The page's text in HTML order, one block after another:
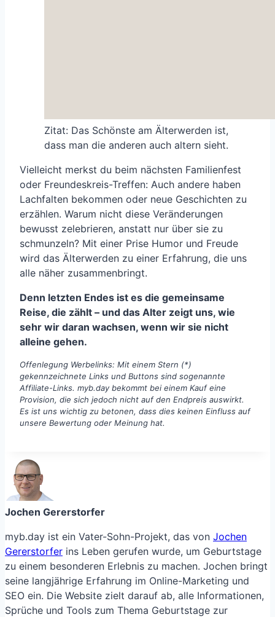
Zitat: Das Schönste am Älterwerden ist,
dass man die anderen auch altern sieht.
Vielleicht merkst du beim nächsten Familienfest
oder Freundeskreis-Treffen: Auch andere haben
Lachfalten bekommen oder neue Geschichten zu
erzählen. Warum nicht diese Veränderungen
bewusst zelebrieren, anstatt nur über sie zu
schmunzeln? Mit einer Prise Humor und Freude
wird das Älterwerden zu einer Erfahrung, die uns
alle näher zusammenbringt.
Denn letzten Endes ist es die gemeinsame
Reise, die zählt – und das Alter zeigt uns, wie
sehr wir daran wachsen, wenn wir sie nicht
alleine gehen.
Offenlegung Werbelinks: Mit einem Stern (*)
gekennzeichnete Links und Buttons sind sogenannte
Affiliate-Links. myb.day bekommt bei einem Kauf eine
Provision, die sich jedoch nicht auf den Endpreis auswirkt.
Es ist uns wichtig zu betonen, dass dies keinen Einfluss auf
unsere Bewertung oder Meinung hat.
Jochen Gererstorfer
myb.day ist ein Vater-Sohn-Projekt, das von Jochen
Gererstorfer ins Leben gerufen wurde, um Geburtstage
zu einem besonderen Erlebnis zu machen. Jochen bringt
seine langjährige Erfahrung im Online-Marketing und
SEO ein. Die Website zielt darauf ab, alle Informationen,
Sprüche und Tools zum Thema Geburtstage zur